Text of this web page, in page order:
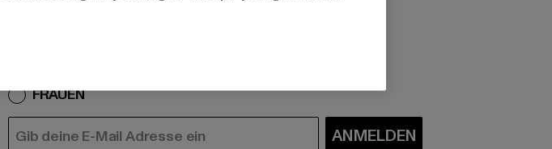
FRAUEN
E-MAIL ANMELDEN